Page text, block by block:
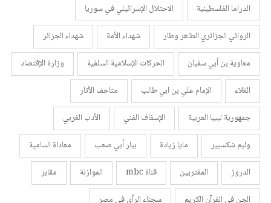
الدراما الفلسطينية
الاحتلال الإسرائيلي في سوريا
الروائي الجزائري الطاهر وطار
شهداء الأمة
شهداء الجزائر
معاوية بن أبي سفيان
الحركات الإسلامية السلفية
وزارة الإقتصاد
الغلاء
الإمام علي بن ابي طالب
متاحف الأثار
جمهورية ليبيا العربية
الإسفاف الفني
الأدب الغربي
وليم شكسبير
مايا زيادة بيار أبي صعب
معاداة السامية
الدروز
المغتربين قناة mbc الموازنة
مقابر
الجن في القرآن الكريم
سجناء الرأي في مصر